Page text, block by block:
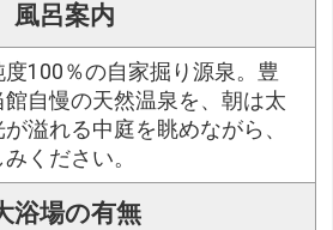
風呂案内
100％の自家掘り源泉。豊
自慢の天然温泉を、朝は太
溢れる中庭を眺めながら、
ください。
浴場の有無